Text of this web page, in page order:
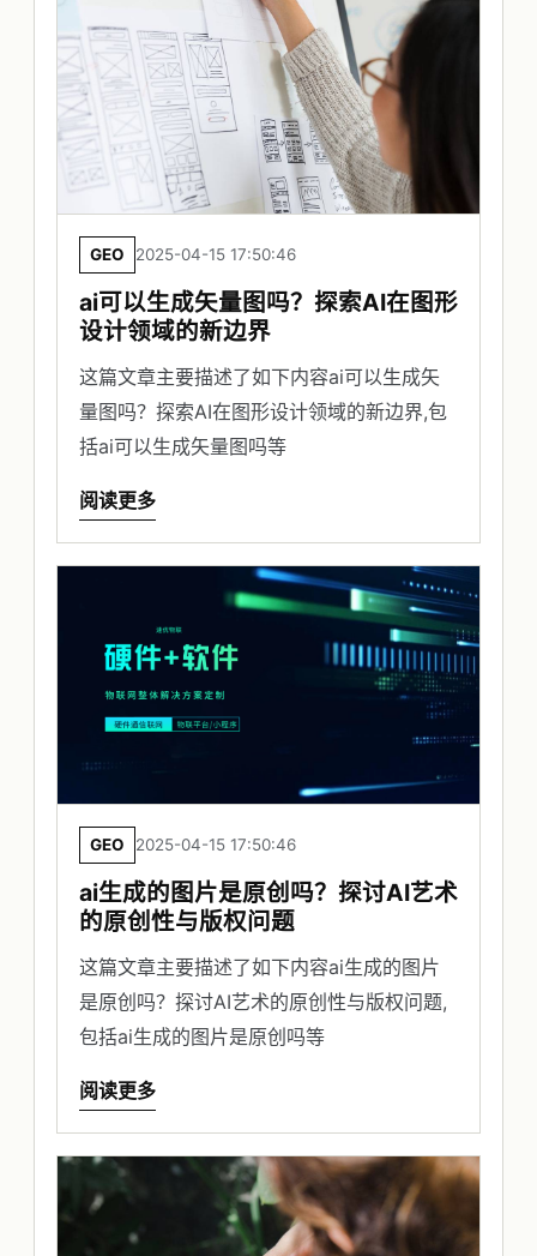
GEO 2025-04-15 17:50:46
ai可以生成矢量图吗？探索AI在图形
设计领域的新边界
这篇文章主要描述了如下内容ai可以生成矢
量图吗？探索AI在图形设计领域的新边界,包
括ai可以生成矢量图吗等
阅读更多
GEO 2025-04-15 17:50:46
ai生成的图片是原创吗？探讨AI艺术
的原创性与版权问题
这篇文章主要描述了如下内容ai生成的图片
是原创吗？探讨AI艺术的原创性与版权问题,
包括ai生成的图片是原创吗等
阅读更多